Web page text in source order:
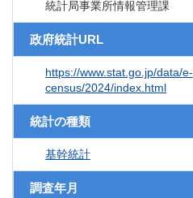
統計局事業所情報管理課
政府統計URL
https://www.stat.go.jp/data/e-
census/2024/index.html
統計の種類
基幹統計
調査年月